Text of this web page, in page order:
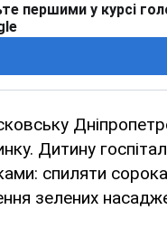
першими у курсі
Дитину
спиляти
зелених